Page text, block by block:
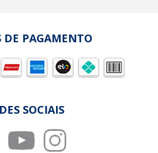
DE PAGAMENTO
SOCIAIS